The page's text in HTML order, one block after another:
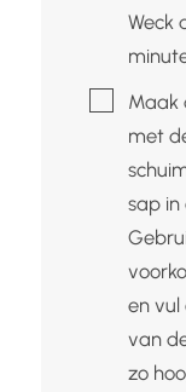
Weck
▢Maak
met
sap in
en
van
zo